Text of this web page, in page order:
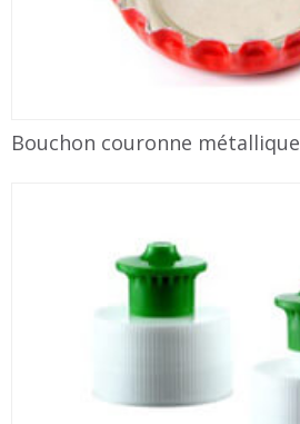
Bouchon couronne métallique